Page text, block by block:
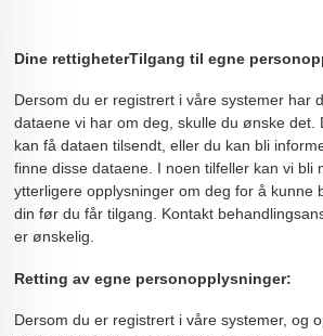
Dine rettigheterTilgang til egne
Dersom du er registrert i våre systemer har
dataene vi har om deg, skulle du ønske
kan få dataen tilsendt, eller du kan bli
finne disse dataene. I noen tilfeller kan vi bli
ytterligere opplysninger om deg for å kunne
din før du får tilgang. Kontakt
er ønskelig.
Retting av egne personopplysninger:
Dersom du er registrert i våre systemer, og